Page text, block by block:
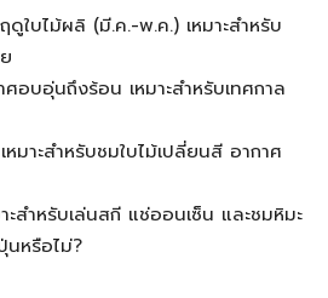
ใบไม้ผลิ (มี.ค.-พ.ค.) เหมาะสำหรับ
อบอุ่นถึงร้อน เหมาะสำหรับเทศกาล
มาะสำหรับชมใบไม้เปลี่ยนสี อากาศ
สำหรับเล่นสกี แช่ออนเซ็น และชมหิมะ
นหรือไม่?